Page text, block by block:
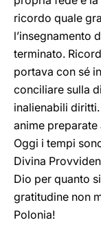
ricordo quale
l’insegnamento
terminato.
portava con sé
conciliare sulla
inalienabili
anime
Oggi i tempi
Divina
Dio per quanto
gratitudine non
Polonia!